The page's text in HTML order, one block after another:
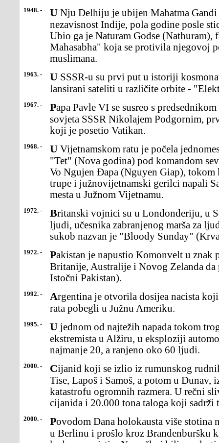
1948. - U Nju Delhiju je ubijen Mahatma Gandi (Gandhi), vođapokreta za
nezavisnost Indije, pola godine posle
Ubio ga je Naturam Godse (Nathuram),
Mahasabha" koja se protivila njegovoj
muslimana.
1963. - U SSSR-u su prvi put u istoriji kosmonautike uz pomoćjedne rakete
lansirani sateliti u različite orbite -
1967. - Papa Pavle VI se susreo s predsednikom Prezidijuma Vrhovnog
sovjeta SSSR Nikolajem Podgornim,
koji je posetio Vatikan.
1968. - U Vijetnamskom ratu je počela jednomesečna ofanzivanazvana
"Tet" (Nova godina) pod komandom
Vo Ngujen Đapa (Nguyen Giap), tokom
trupe i južnovijetnamski gerilci napali
mesta u Južnom Vijetnamu.
1972. - Britanski vojnici su u Londonderiju, u Severnoj Irskojubili 13
ljudi, učesnika zabranjenog marša za
sukob nazvan je "Bloody Sunday"
1972. - Pakistan je napustio Komonvelt u znak protesta zbog odlukeVelike
Britanije, Australije i Novog Zelanda
Istočni Pakistan).
1992. - Argentina je otvorila dosijea nacista koji su posle Drugogsvetskog
rata pobegli u Južnu Ameriku.
1995. - U jednom od najtežih napada tokom trogodišnje pobuneislamskih
ekstremista u Alžiru, u eksploziji
najmanje 20, a ranjeno oko 60 ljudi.
2000. - Cijanid koji se izlio iz rumunskog rudnika Baja Mare upritoke reke
Tise, Lapoš i Samoš, a potom u Dunav,
katastrofu ogromnih razmera. U rečni
cijanida i 20.000 tona taloga koji sadrži
2000. - Povodom Dana holokausta više stotina neonacistademonstriralo je
u Berlinu i prošlo kroz Brandenburšku